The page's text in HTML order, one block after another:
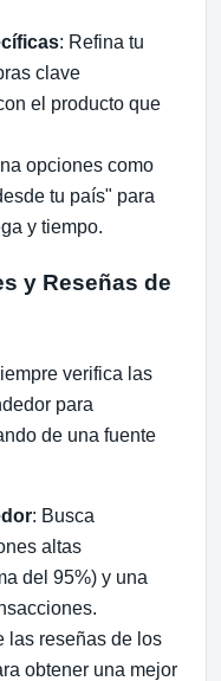
: Refina tu
clave
el producto que
opciones como
tu país" para
y tiempo.
y Reseñas de
verifica las
para
de una fuente
: Busca
altas
del 95%) y una
las reseñas de los
obtener una mejor